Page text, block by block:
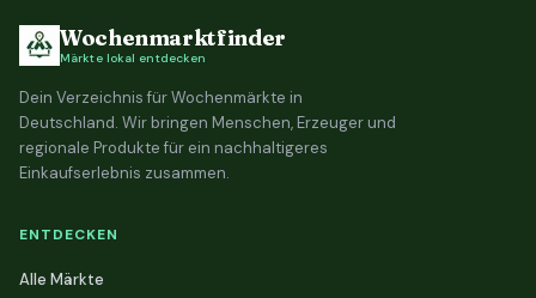
Wochenmarktfinder
Märkte lokal entdecken
Dein Verzeichnis für Wochenmärkte in
Deutschland. Wir bringen Menschen, Erzeuger und
regionale Produkte für ein nachhaltigeres
Einkaufserlebnis zusammen.
ENTDECKEN
Alle Märkte